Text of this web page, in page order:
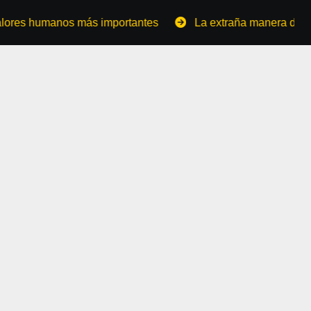
más importantes La extraña manera de convertirse